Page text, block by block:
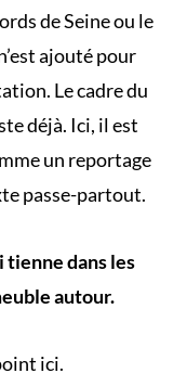
de Seine ou le
ajouté pour
Le cadre du
déjà. Ici, il est
un reportage
passe-partout.
tienne dans les
autour.
ici.